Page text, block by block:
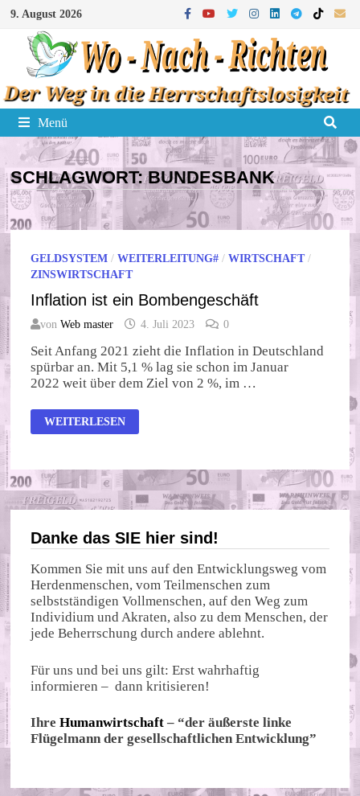
Zum
Inhalt
springen
9. August 2026
Menü
SCHLAGWORT:BUNDESBANK
GELDSYSTEM /WEITERLEITUNG# /WIRTSCHAFT/
ZINSWIRTSCHAFT
Inflation ist ein Bombengeschäft
vonWeb master 4. Juli 2023 0
Seit Anfang 2021 zieht die Inflation in Deutschland
spürbar an. Mit 5,1 % lag sie schon im Januar
2022 weit über dem Ziel von 2 %, im …
INFLATION
IST
WEITERLESEN
Danke das SIE hier sind!
Kommen Sie mit uns auf den Entwicklungsweg vom
Herdenmenschen, vom Teilmenschen zum
selbstständigen Vollmenschen, auf den Weg zum
Individium und Akraten, also zu dem Menschen, der
jede Beherrschung durch andere ablehnt.
Für uns und bei uns gilt: Erst wahrhaftig
informieren – dann kritisieren!
IhreHumanwirtschaft – “der äußerste linke
Flügelmann der gesellschaftlichen Entwicklung”